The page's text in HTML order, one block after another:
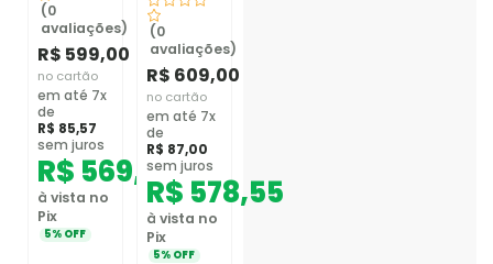
(0
avaliações)
R$ 599,00
no cartão
em até 7x
de
R$ 85,57
sem juros
R$ 569,05
à vista no
Pix
5% OFF
(0
avaliações)
R$ 609,00
no cartão
em até 7x
de
R$ 87,00
sem juros
R$ 578,55
à vista no
Pix
5% OFF